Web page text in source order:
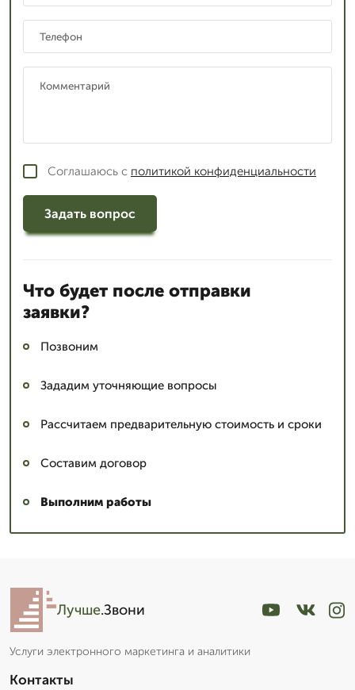
Соглашаюсь с политикой конфиденциальности
Задать вопрос
Что будет после отправки
заявки?
Позвоним
Зададим уточняющие вопросы
Рассчитаем предварительную стоимость и сроки
Составим договор
Выполним работы
Лучше.Звони
Услуги электронного маркетинга и аналитики
Контакты